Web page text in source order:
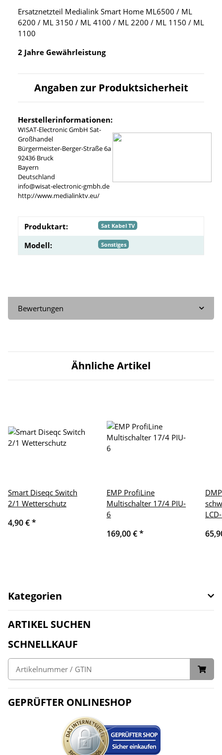
Ersatznetzteil Medialink Smart Home ML6500 / ML
6200 / ML 3150 / ML 4100 / ML 2200 / ML 1150 / ML
1100
2 Jahre Gewährleistung
Angaben zur Produktsicherheit
Herstellerinformationen:
WISAT-Electronic GmbH Sat-
Großhandel
Bürgermeister-Berger-Straße 6a
92436 Bruck
Bayern
Deutschland
info@wisat-electronic-gmbh.de
http://www.medialinktv.eu/
Produktart: Sat Kabel TV
Modell: Sonstiges
Bewertungen
Ähnliche Artikel
Smart Diseqc Switch
2/1 Wetterschutz
4,90 €*
EMP ProfiLine
Multischalter 17/4 PIU-
6
169,00 €*
Kategorien
ARTIKEL SUCHEN
SCHNELLKAUF
GEPRÜFTER ONLINESHOP